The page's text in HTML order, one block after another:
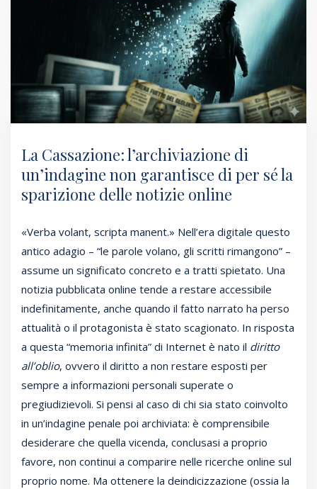
La Cassazione: l’archiviazione di
un’indagine non garantisce di per sé la
sparizione delle notizie online
«Verba volant, scripta manent.» Nell’era digitale questo
antico adagio – “le parole volano, gli scritti rimangono” –
assume un significato concreto e a tratti spietato. Una
notizia pubblicata online tende a restare accessibile
indefinitamente, anche quando il fatto narrato ha perso
attualità o il protagonista è stato scagionato. In risposta
a questa “memoria infinita” di Internet è nato il diritto
all’oblio, ovvero il diritto a non restare esposti per
sempre a informazioni personali superate o
pregiudizievoli. Si pensi al caso di chi sia stato coinvolto
in un’indagine penale poi archiviata: è comprensibile
desiderare che quella vicenda, conclusasi a proprio
favore, non continui a comparire nelle ricerche online sul
proprio nome. Ma ottenere la deindicizzazione (ossia la